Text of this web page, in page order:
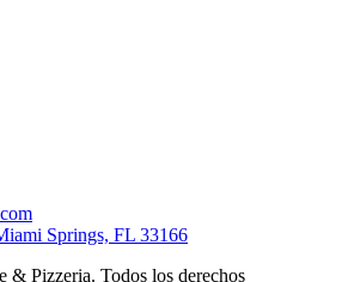
Springs, FL 33166
& Pizzeria. Todos los derechos